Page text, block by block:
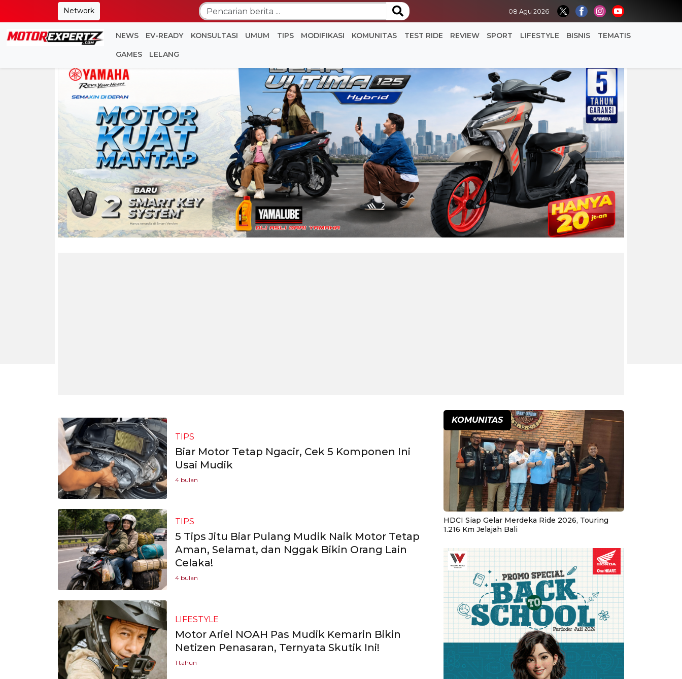
Network 08 Agu 2026
NEWS EV-READY KONSULTASI UMUM TIPS MODIFIKASI KOMUNITAS TEST RIDE REVIEW SPORT LIFESTYLE BISNIS TEMATIS
GAMES LELANG
TIPS
Biar Motor Tetap Ngacir, Cek 5 Komponen Ini
Usai Mudik
4 bulan
TIPS
5 Tips Jitu Biar Pulang Mudik Naik Motor Tetap
Aman, Selamat, dan Nggak Bikin Orang Lain
Celaka!
4 bulan
LIFESTYLE
Motor Ariel NOAH Pas Mudik Kemarin Bikin
Netizen Penasaran, Ternyata Skutik Ini!
1 tahun
KOMUNITAS
HDCI Siap Gelar Merdeka Ride 2026, Touring
1.216 Km Jelajah Bali